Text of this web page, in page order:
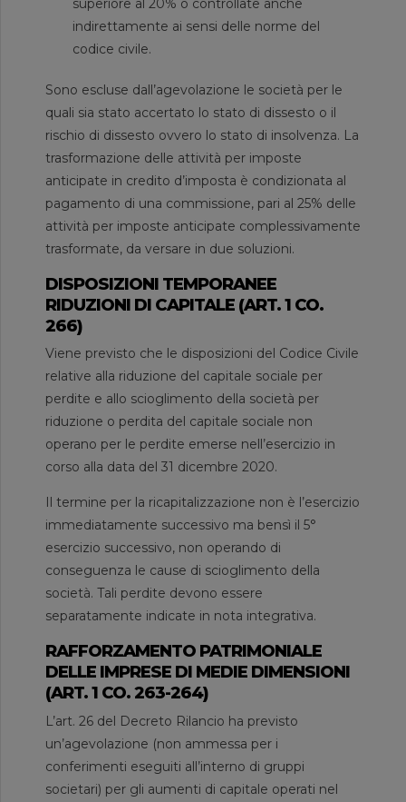
superiore al 20% o controllate anche
indirettamente ai sensi delle norme del
codice civile.
Sono escluse dall’agevolazione le società per le
quali sia stato accertato lo stato di dissesto o il
rischio di dissesto ovvero lo stato di insolvenza. La
trasformazione delle attività per imposte
anticipate in credito d’imposta è condizionata al
pagamento di una commissione, pari al 25% delle
attività per imposte anticipate complessivamente
trasformate, da versare in due soluzioni.
DISPOSIZIONI TEMPORANEE
RIDUZIONI DI CAPITALE (ART. 1 CO.
266)
Viene previsto che le disposizioni del Codice Civile
relative alla riduzione del capitale sociale per
perdite e allo scioglimento della società per
riduzione o perdita del capitale sociale non
operano per le perdite emerse nell’esercizio in
corso alla data del 31 dicembre 2020.
Il termine per la ricapitalizzazione non è l’esercizio
immediatamente successivo ma bensì il 5°
esercizio successivo, non operando di
conseguenza le cause di scioglimento della
società. Tali perdite devono essere
separatamente indicate in nota integrativa.
RAFFORZAMENTO PATRIMONIALE
DELLE IMPRESE DI MEDIE DIMENSIONI
(ART. 1 CO. 263-264)
L’art. 26 del Decreto Rilancio ha previsto
un’agevolazione (non ammessa per i
conferimenti eseguiti all’interno di gruppi
societari) per gli aumenti di capitale operati nel